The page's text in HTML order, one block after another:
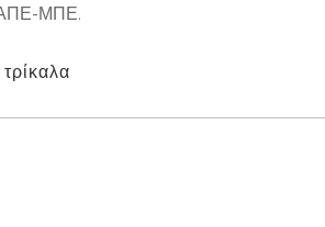
ΑΠΕ-ΜΠΕ.
τρίκαλα